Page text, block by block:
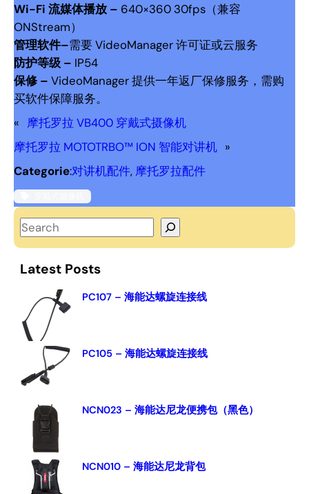
Wi-Fi 流媒体播放 – 640×360 30fps（兼容
ONStream）
管理软件–需要 VideoManager 许可证或云服务
防护等级 – IP54
保修 – VideoManager 提供一年返厂保修服务，需购
买软件保障服务。
« 摩托罗拉 VB400 穿戴式摄像机
摩托罗拉 MOTOTRBO™ ION 智能对讲机 »
Categorie:对讲机配件, 摩托罗拉配件
S
e
a
h
Latest Posts
PC107 – 海能达螺旋连接线
PC105 – 海能达螺旋连接线
NCN023 – 海能达尼龙便携包（黑色）
NCN010 – 海能达尼龙背包